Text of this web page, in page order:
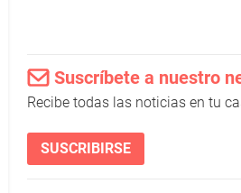
Suscríbete a nuestro
Recibe todas las noticias en tu
SUSCRIBIRSE